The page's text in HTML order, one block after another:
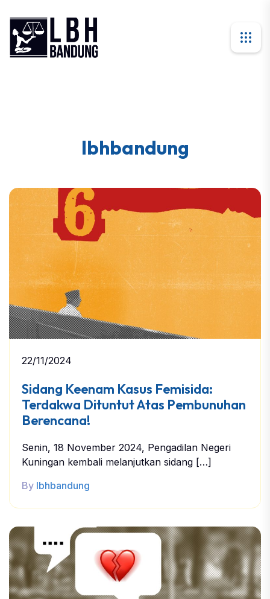
lbhbandung
22/11/2024
Sidang Keenam Kasus Femisida:
Terdakwa Dituntut Atas Pembunuhan
Berencana!
Senin, 18 November 2024, Pengadilan Negeri
Kuningan kembali melanjutkan sidang […]
By lbhbandung